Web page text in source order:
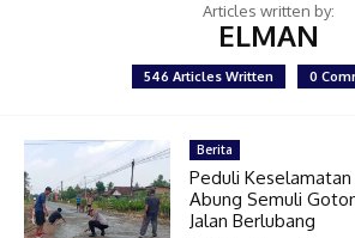
Articles written by:
ELMAN
546 Articles Written 0
Berita
Peduli
Abung Semuli
Jalan Berlubang